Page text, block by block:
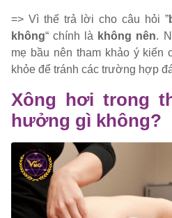
=> Vì thế trả lời cho câu hỏi ”
không“ chính là không nên.
mẹ bầu nên tham khảo ý kiến
khỏe để tránh các trường hợp
Xông hơi trong
hưởng gì không?